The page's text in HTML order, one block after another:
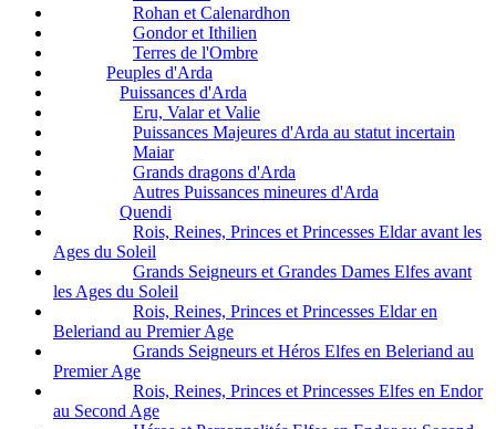
Rohan et Calenardhon
Gondor et Ithilien
Terres de l'Ombre
Peuples d'Arda
Puissances d'Arda
Eru, Valar et Valie
Puissances Majeures d'Arda au statut incertain
Maiar
Grands dragons d'Arda
Autres Puissances mineures d'Arda
Quendi
Rois, Reines, Princes et Princesses Eldar avant les
Ages du Soleil
Grands Seigneurs et Grandes Dames Elfes avant
les Ages du Soleil
Rois, Reines, Princes et Princesses Eldar en
Beleriand au Premier Age
Grands Seigneurs et Héros Elfes en Beleriand au
Premier Age
Rois, Reines, Princes et Princesses Elfes en Endor
au Second Age